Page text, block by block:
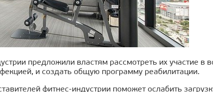
предложили властям рассмотреть их участие в
и создать общую программу реабилитации.
фитнес-индустрии поможет ослабить